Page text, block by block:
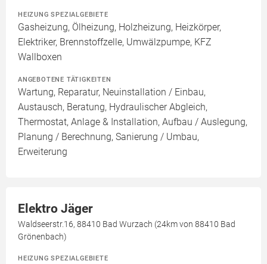
HEIZUNG SPEZIALGEBIETE
Gasheizung, Ölheizung, Holzheizung, Heizkörper,
Elektriker, Brennstoffzelle, Umwälzpumpe, KFZ
Wallboxen
ANGEBOTENE TÄTIGKEITEN
Wartung, Reparatur, Neuinstallation / Einbau,
Austausch, Beratung, Hydraulischer Abgleich,
Thermostat, Anlage & Installation, Aufbau / Auslegung,
Planung / Berechnung, Sanierung / Umbau,
Erweiterung
Elektro Jäger
Waldseerstr.16, 88410 Bad Wurzach (24km von 88410 Bad
Grönenbach)
HEIZUNG SPEZIALGEBIETE